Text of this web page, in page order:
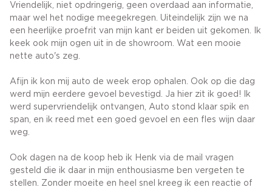
Vriendelijk, niet opdringerig, geen overdaad aan informatie,
maar wel het nodige meegekregen. Uiteindelijk zijn we na
een heerlijke proefrit van mijn kant er beiden uit gekomen. Ik
keek ook mijn ogen uit in de showroom. Wat een mooie
nette auto's zeg.
Afijn ik kon mij auto de week erop ophalen. Ook op die dag
werd mijn eerdere gevoel bevestigd. Ja hier zit ik goed! Ik
werd supervriendelijk ontvangen, Auto stond klaar spik en
span, en ik reed met een goed gevoel en een fles wijn daar
weg.
Ook dagen na de koop heb ik Henk via de mail vragen
gesteld die ik daar in mijn enthousiasme ben vergeten te
stellen. Zonder moeite en heel snel kreeg ik een reactie of